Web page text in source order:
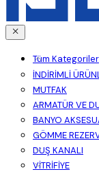
Tüm Kategoriler
İNDİRİMLİ
MUTFAK
ARMATÜR VE
BANYO
GÖMME
DUŞ KANALI
VİTRİFİYE